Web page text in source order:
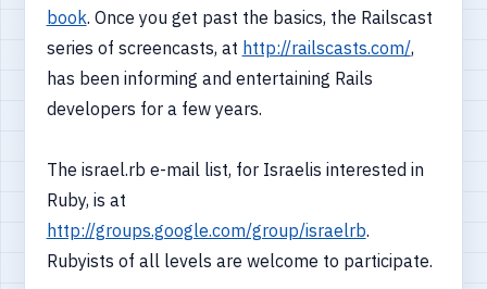
book. Once you get past the basics, the Railscast
series of screencasts, at http://railscasts.com/,
has been informing and entertaining Rails
developers for a few years.
The israel.rb e-mail list, for Israelis interested in
Ruby, is at
http://groups.google.com/group/israelrb.
Rubyists of all levels are welcome to participate.